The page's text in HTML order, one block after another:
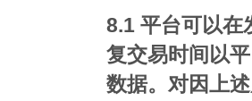
8.1 平台可以在
复交易时间以
数据。对因上